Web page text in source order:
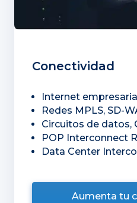
Conectividad
Internet
Redes MPLS, SD-
Circuitos de datos,
POP Interconnect
Data Center
Aumenta tu